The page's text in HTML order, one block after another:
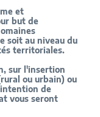
et
but de
soit au niveau du
territoriales.
sur l'insertion
ou urbain) ou
de
vous seront